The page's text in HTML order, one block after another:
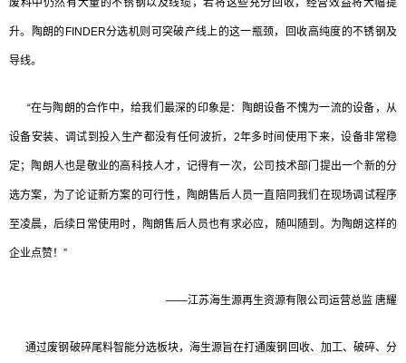
废料中仍然有大量的不锈钢以及线缆，若将这些充分回收，经营效益将大幅提
升。陶朗的FINDER分选机则可突破产线上的这一瓶颈，回收高纯度的不锈钢及
导线。
“在与陶朗的合作中，给我们最深的印象是：陶朗设备不愧为一流的设备，从
设备安装、调试到投入生产都没有任何波折，2年多时间使用下来，设备非常稳
定；陶朗人也是敬业的高科技人才，记得有一次，公司技术部门提出一个新的分
选方案，为了论证新方案的可行性，陶朗售后人员一直陪同我们在现场调试程序
至凌晨，后续日常使用时，陶朗售后人员也有求必应，随叫随到。为陶朗这样的
企业点赞！”
——江苏海生源再生资源有限公司运营总监 唐耀
通过废钢破碎尾料智能分选板块，海生源旨在打通废钢回收、加工、破碎、分